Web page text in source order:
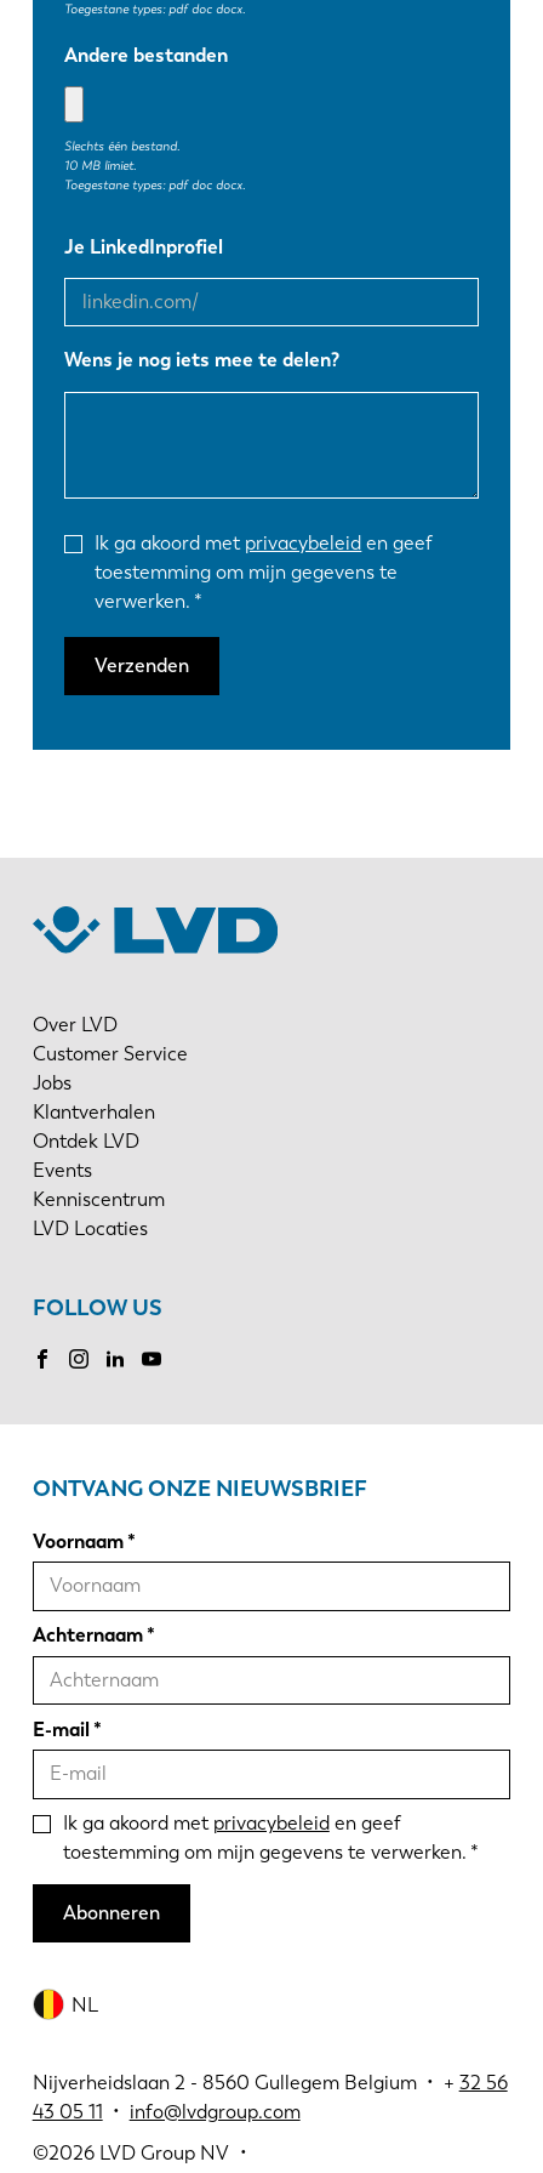
Toegestane types: pdf doc docx.
Andere bestanden
Slechts één bestand.
10 MB limiet.
Toegestane types: pdf doc docx.
LinkedInprofiel
Je LinkedInprofiel
Wens je nog iets mee te delen?
Ik ga akoord met privacybeleid en geef
toestemming om mijn gegevens te
verwerken.
Verzenden
Over LVD
Customer Service
Jobs
Klantverhalen
Ontdek LVD
Events
Kenniscentrum
LVD Locaties
FOLLOW US
NL
DE
ES
KO
Nijverheidslaan 2 - 8560 Gullegem Belgium • + 32 56
43 05 11 • info@lvdgroup.com
©2026 LVD Group NV
ONTVANG ONZE NIEUWSBRIEF
Voornaam
Achternaam
E-mail
Ik ga akoord met privacybeleid en geef
toestemming om mijn gegevens te verwerken.
Abonneren